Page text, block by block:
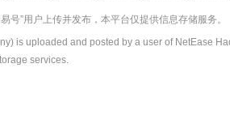
号”用户上传并发布，本平台仅提供信息存储服务。
is uploaded and posted by a user of NetEase
services.